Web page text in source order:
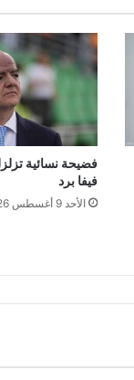
فضيحة نسائية
فيفا برد
الأحد 9 أغسطس 2026 الساعة 1:31 ص